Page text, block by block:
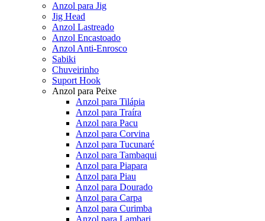
Anzol para Jig
Jig Head
Anzol Lastreado
Anzol Encastoado
Anzol Anti-Enrosco
Sabiki
Chuveirinho
Suport Hook
Anzol para Peixe
Anzol para Tilápia
Anzol para Traíra
Anzol para Pacu
Anzol para Corvina
Anzol para Tucunaré
Anzol para Tambaqui
Anzol para Piapara
Anzol para Piau
Anzol para Dourado
Anzol para Carpa
Anzol para Curimba
Anzol para Lambari